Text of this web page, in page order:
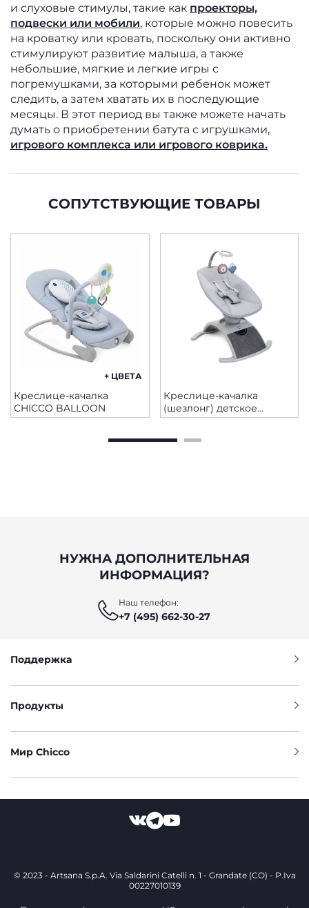
и слуховые стимулы, такие как проекторы,
подвески или мобили, которые можно повесить
на кроватку или кровать, поскольку они активно
стимулируют развитие малыша, а также
небольшие, мягкие и легкие игры с
погремушками, за которыми ребенок может
следить, а затем хватать их в последующие
месяцы. В этот период вы также можете начать
думать о приобретении батута с игрушками,
игрового комплекса или игрового коврика.
СОПУТСТВУЮЩИЕ ТОВАРЫ
+ ЦВЕТА
Креслице-качалка
CHICCO BALLOON
Креслице-качалка
(шезлонг) детское
COMFY WAVE
НУЖНА ДОПОЛНИТЕЛЬНАЯ
ИНФОРМАЦИЯ?
Наш телефон:
+7 (495) 662-30-27
Поддержка
Продукты
Мир Chicco
© 2023 - Artsana S.p.A. Via Saldarini Catelli n. 1 - Grandate (CO) - P.Iva
00227010139